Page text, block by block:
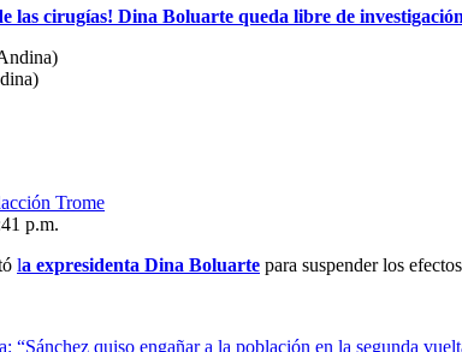
las cirugías! Dina Boluarte queda libre de
Trome
p.m.
la expresidenta Dina Boluarte para suspender los